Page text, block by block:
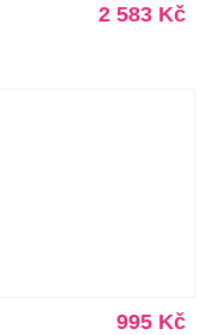
2 583 Kč
995 Kč